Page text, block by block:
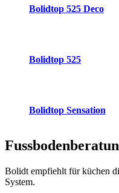
Bolidtop 525 Deco
Bolidtop 525
Bolidtop Sensation
Bolidt empfiehlt für küchen
System.